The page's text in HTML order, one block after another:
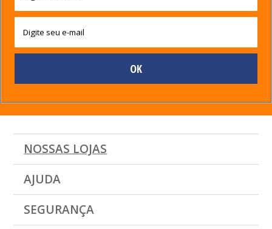
NOSSAS LOJAS
AJUDA
SEGURANÇA